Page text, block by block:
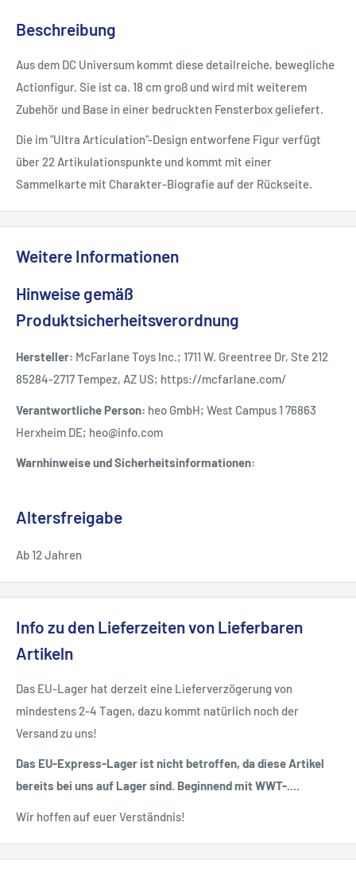
Beschreibung
Aus dem DC Universum kommt diese detailreiche, bewegliche
Actionfigur. Sie ist ca. 18 cm groß und wird mit weiterem
Zubehör und Base in einer bedruckten Fensterbox geliefert.
Die im "Ultra Articulation"-Design entworfene Figur verfügt
über 22 Artikulationspunkte und kommt mit einer
Sammelkarte mit Charakter-Biografie auf der Rückseite.
Weitere Informationen
Hinweise gemäß
Produktsicherheitsverordnung
Hersteller: McFarlane Toys Inc.; 1711 W. Greentree Dr, Ste 212
85284-2717 Tempez, AZ US; https://mcfarlane.com/
Verantwortliche Person: heo GmbH; West Campus 1 76863
Herxheim DE; heo@info.com
Warnhinweise und Sicherheitsinformationen:
Altersfreigabe
Ab 12 Jahren
Info zu den Lieferzeiten von Lieferbaren
Artikeln
Das EU-Lager hat derzeit eine Lieferverzögerung von
mindestens 2-4 Tagen, dazu kommt natürlich noch der
Versand zu uns!
Das EU-Express-Lager ist nicht betroffen, da diese Artikel
bereits bei uns auf Lager sind. Beginnend mit WWT-....
Wir hoffen auf euer Verständnis!